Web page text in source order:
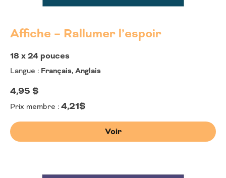
Affiche – Rallumer l’espoir
18 x 24 pouces
Langue : Français, Anglais
4,95 $
Prix membre : 4,21$
Voir